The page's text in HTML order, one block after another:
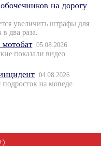
на дорогу
увеличить штрафы для
в два раза.
мотобат 05.08.2026
показали видео
04.08.2026
подросток на мопеде